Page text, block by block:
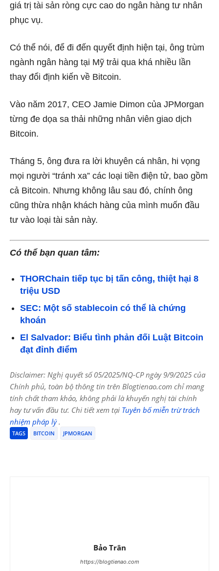
giá trị tài sản ròng cực cao do ngân hàng tư nhân
phục vụ.
Có thể nói, để đi đến quyết định hiện tại, ông trùm
ngành ngân hàng tại Mỹ trải qua khá nhiều lần
thay đổi định kiến về Bitcoin.
Vào năm 2017, CEO Jamie Dimon của JPMorgan
từng đe dọa sa thải những nhân viên giao dịch
Bitcoin.
Tháng 5, ông đưa ra lời khuyên cá nhân, hi vọng
mọi người “tránh xa” các loại tiền điện tử, bao gồm
cả Bitcoin. Nhưng không lâu sau đó, chính ông
cũng thừa nhận khách hàng của mình muốn đầu
tư vào loại tài sản này.
Có thể bạn quan tâm:
THORChain tiếp tục bị tấn công, thiệt hại 8
triệu USD
SEC: Một số stablecoin có thể là chứng
khoán
El Salvador: Biểu tình phản đối Luật Bitcoin
đạt đỉnh điểm
Disclaimer: Nghị quyết số 05/2025/NQ-CP ngày 9/9/2025 của
Chính phủ, toàn bộ thông tin trên Blogtienao.com chỉ mang
tính chất tham khảo, không phải là khuyến nghị tài chính
hay tư vấn đầu tư. Chi tiết xem tại Tuyên bố miễn trừ trách
nhiệm pháp lý.
TAGS BITCOIN JPMORGAN
Bảo Trân
https://blogtienao.com